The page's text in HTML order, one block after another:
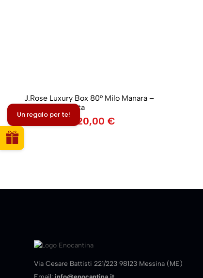
J.Rose Luxury Box 80° Milo Manara –
Edizione Limitata
250,00 220,00 €
Via Cesare Battisti 221/223 98123 Messina (ME)
Un regalo per te!